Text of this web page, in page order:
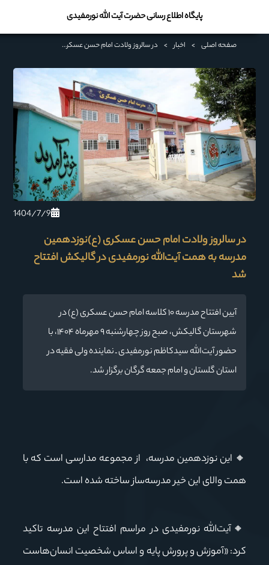
پایگاه اطلاع رسانی حضرت آیت الله نورمفیدی
صفحه اصلی > اخبار > در سالروز ولادت امام حسن عسکری (ع)نوزدهمین مدرسه به همت آیت‌الله نورمفیدی در گالیکش افتتاح شد
1404/7/9
در سالروز ولادت امام حسن عسکری (ع)نوزدهمین
مدرسه به همت آیت‌الله نورمفیدی در گالیکش افتتاح
شد
آیین افتتاح مدرسه ۱۰ کلاسه امام حسن عسکری (ع) در
شهرستان گالیکش، صبح روز چهارشنبه ۹ مهرماه ۱۴۰۴، با
حضور آیت‌الله سیدکاظم نورمفیدی ـ نماینده ولی فقیه در
استان گلستان و امام جمعه گرگان برگزار شد.
🔸 این نوزدهمین مدرسه، از مجموعه مدارسی است که با
همت والای این خیر مدرسه‌ساز ساخته شده است.
🔸آیت‌الله نورمفیدی در مراسم افتتاح این مدرسه تاکید
کرد: «آموزش و پرورش پایه و اساس شخصیت انسان‌هاست